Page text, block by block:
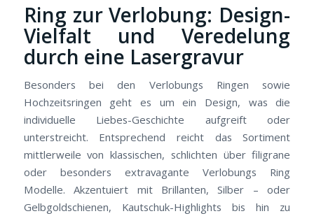
Ring zur Verlobung: Design-
Vielfalt und Veredelung
durch eine Lasergravur
Besonders bei den Verlobungs Ringen sowie
Hochzeitsringen geht es um ein Design, was die
individuelle Liebes-Geschichte aufgreift oder
unterstreicht. Entsprechend reicht das Sortiment
mittlerweile von klassischen, schlichten über filigrane
oder besonders extravagante Verlobungs Ring
Modelle. Akzentuiert mit Brillanten, Silber – oder
Gelbgoldschienen, Kautschuk-Highlights bis hin zu